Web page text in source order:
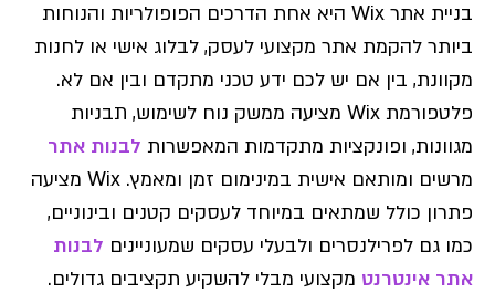
בניית אתר Wix היא אחת הדרכים הפופולריות והנוחות
ביותר להקמת אתר מקצועי לעסק, לבלוג אישי או לחנות
מקוונת, בין אם יש לכם ידע טכני מתקדם ובין אם לא.
פלטפורמת Wix מציעה ממשק נוח לשימוש, תבניות
מגוונות, ופונקציות מתקדמות המאפשרות לבנות אתר
מרשים ומותאם אישית במינימום זמן ומאמץ. Wix מציעה
פתרון כולל שמתאים במיוחד לעסקים קטנים ובינוניים,
כמו גם לפרילנסרים ולבעלי עסקים שמעוניינים לבנות
אתר אינטרנט מקצועי מבלי להשקיע תקציבים גדולים.